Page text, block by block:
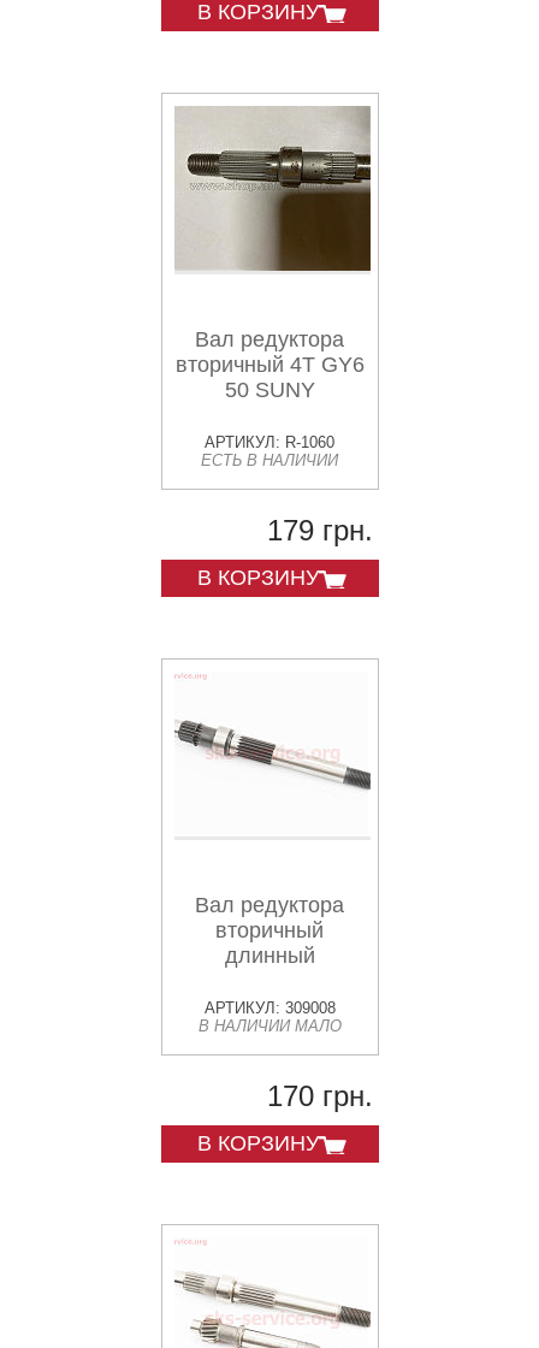
В КОРЗИНУ
Вал редуктора
вторичный 4T GY6
50 SUNY
АРТИКУЛ: R-1060
ЕСТЬ В НАЛИЧИИ
179 грн.
В КОРЗИНУ
Вал редуктора
вторичный
длинный
АРТИКУЛ: 309008
В НАЛИЧИИ МАЛО
170 грн.
В КОРЗИНУ